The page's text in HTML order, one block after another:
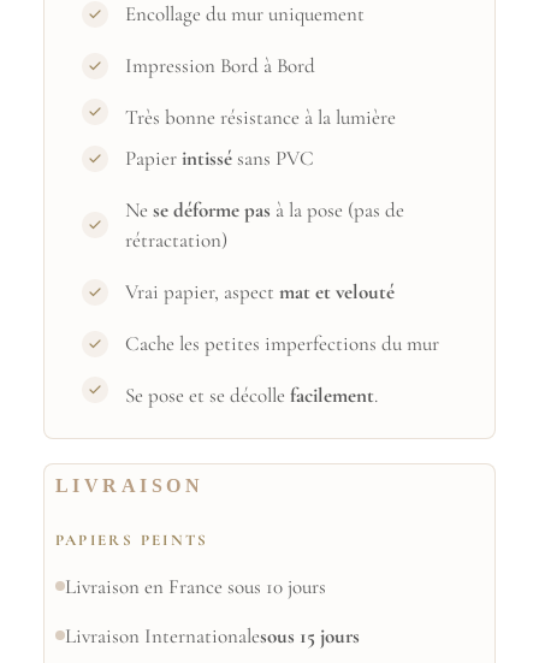
Encollage du mur uniquement
Impression Bord à Bord
Très bonne résistance à la lumière
Papierintissésans PVC
Nese déforme pas à la pose (pas de
rétractation)
Vrai papier, aspectmat et velouté
Cache les petites imperfections du mur
Se pose et se décollefacilement.
LIVRAISON
PAPIERS PEINTS
Livraison en France sous 10 jours
Livraison Internationalesous 15 jours